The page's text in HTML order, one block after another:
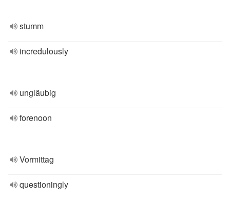
stumm
incredulously
ungläubig
forenoon
Vormittag
questioningly